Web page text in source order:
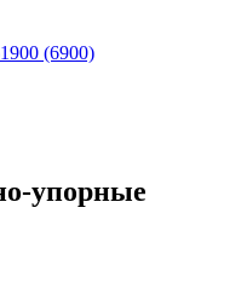
(6900)
упорные